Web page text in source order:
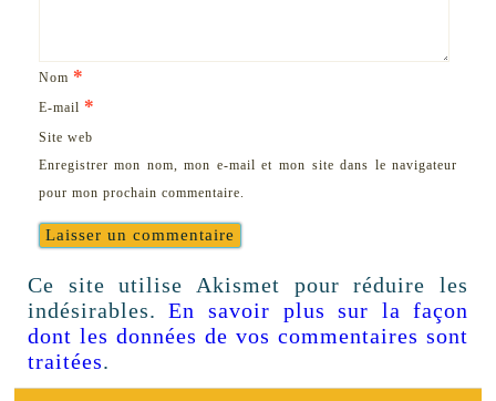
Nom *
E-mail *
Site web
Enregistrer mon nom, mon e-mail et mon site dans le navigateur
pour mon prochain commentaire.
Ce site utilise Akismet pour réduire les
indésirables.En savoir plus sur la façon
dont les données de vos commentaires sont
traitées.